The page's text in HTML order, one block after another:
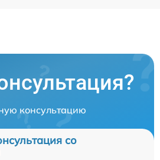
консультацию
со